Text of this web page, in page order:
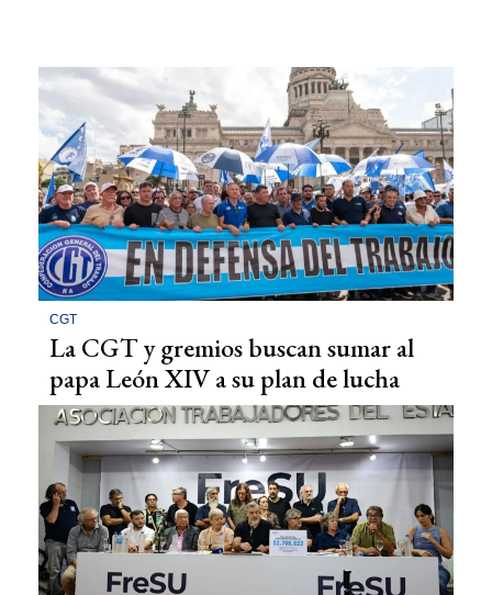
CGT
La CGT y gremios buscan sumar al
papa León XIV a su plan de lucha